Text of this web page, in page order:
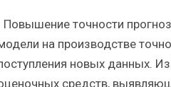
Повышение точности
на производстве
новых данных.
средств,